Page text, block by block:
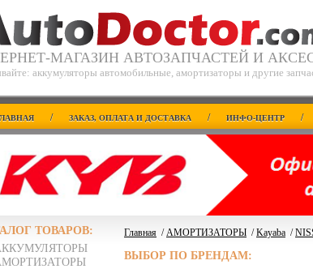
МАГАЗИН АВТОЗАПЧАСТЕЙ И
аккумуляторы автомобильные, амортизаторы и другие
/ ЗАКАЗ, ОПЛАТА И ДОСТАВКА / ИНФО-ЦЕНТР /
ТОВАРОВ:
Главная /АМОРТИЗАТОРЫ /Kayaba /
ВЫБОР ПО БРЕНДАМ: